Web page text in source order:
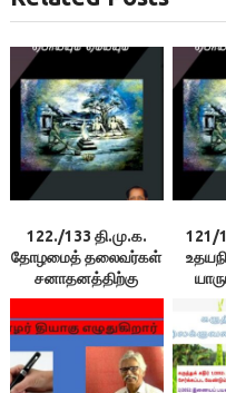
122./133 தி.மு.க.
தோழமைத் தலைவர்கள்
சனாதனத்திற்கு
எதிராகப் பேசி
வருகிறார்களே! ++ 123.
நிறைவான செய்தி
என்ன? – இலக்குவனார்
திருவள்ளுவன்
121/